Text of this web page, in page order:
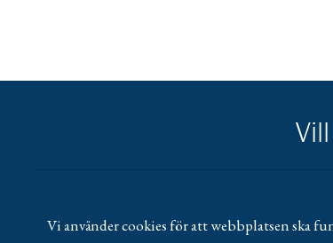
Vi använder cookies för att webbplatsen ska